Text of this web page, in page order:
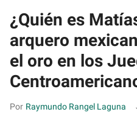
¿Quién es
arquero
el oro en los
Raymundo Rangel Laguna